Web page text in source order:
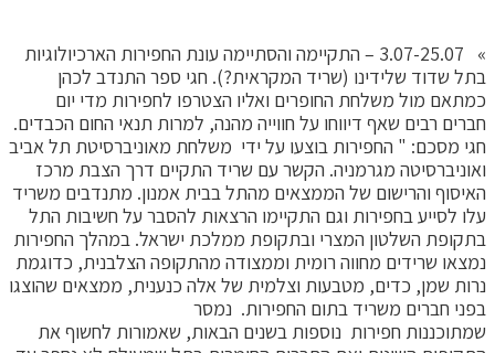
» 3.07-25.07 – התקיימה והסתיימה עונת החפירות הארכיולוגיות
בתל שדוד שלידינו (שריד המקראית?). חגי ספר התנדב לכהן
כמתאם מול משלחת החופרים ואליו הצטרפו לחפירות מדי יום
חברים רבים שאף דיווחו על חווייה מהנה, למרות תנאי החום הכבדים.
חגי מסכם: " החפירות בוצעו על ידי משלחת מאוניברסיטת תל אביב
ואוניברסיטה מגרמניה. הקשר עם שריד התקיים דרך הצבת מרכז
האיסוף והרישום של הממצאים מהתל בבית אמנון. מתנדבים משריד
עלו לסייע בחפירות וגם התקיימו הרצאות להסבר על חשיבות התל
בתקופת השלטון המצרי ובתקופת ממלכת ישראל. במהלך החפירות
נמצאו שרידים מחווה רומית וממצודה מהתקופה הצלבנית, כדוגמת
נרות שמן, כדים, מטבעות וצלמית של אלה כנענית, ממצאים שהוצגו
בפני חברים משריד בתום החפירות. נמסר
שמתוכננות חפירות נוספות בשנים הבאות, שאמורות לחשוף את